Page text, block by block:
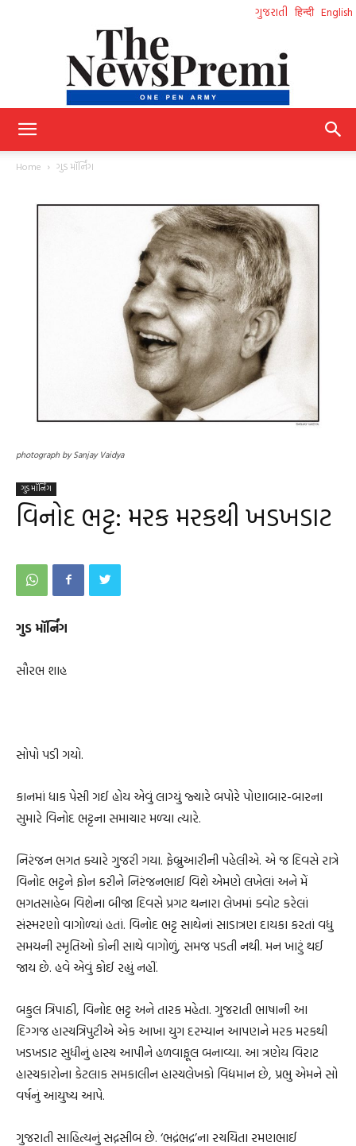
ગુજરાતી हिन्दी English
Gujarati
Home ગુડ મૉર્નિંગ
photograph by Sanjay Vaidya
ગુડ મૉર્નિંગ
વિનોદ ભટ્ટ: મરક મરકથી ખડખડાટ
ગુડ મૉર્નિંગ
સૌરભ શાહ
સોપો પડી ગયો.
કાનમાં ધાક પેસી ગઈ હોય એવું લાગ્યું જ્યારે બપોરે પોણાબાર-બારના
સુમારે વિનોદ ભટ્ટના સમાચાર મળ્યા ત્યારે.
નિરંજન ભગત ક્યારે ગુજરી ગયા. ફેબ્રુઆરીની પહેલીએ. એ જ દિવસે રાત્રે
વિનોદ ભટ્ટને ફોન કરીને નિરંજનભાઈ વિશે એમણે લખેલાં અને મેં
ભગતસાહેબ વિશેના બીજા દિવસે પ્રગટ થનારા લેખમાં ક્વોટ કરેલાં
સંસ્મરણો વાગોળ્યાં હતાં. વિનોદ ભટ્ટ સાથેનાં સાડાત્રણ દાયકા કરતાં વધુ
સમયની સ્મૃતિઓ કોની સાથે વાગોળું, સમજ પડતી નથી. મન ખાટું થઈ
જાય છે. હવે એવું કોઈ રહ્યું નહીં.
બકુલ ત્રિપાઠી, વિનોદ ભટ્ટ અને તારક મહેતા. ગુજરાતી ભાષાની આ
દિગ્ગજ હાસ્યત્રિપુટીએ એક આખા યુગ દરમ્યાન આપણને મરક મરકથી
ખડખડાટ સુધીનું હાસ્ય આપીને હળવાફૂલ બનાવ્યા. આ ત્રણેય વિરાટ
હાસ્યકારોના કેટલાક સમકાલીન હાસ્યલેખકો વિદ્યમાન છે, પ્રભુ એમને સો
વર્ષનું આયુષ્ય આપે.
ગુજરાતી સાહિત્યનું સદ્નસીબ છે. ‘ભદ્રંભદ્ર’ના રચયિતા રમણભાઈ